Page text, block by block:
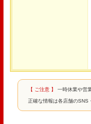
【 ご注意 】 一時休業や営
正確な情報は各店舗のSNS